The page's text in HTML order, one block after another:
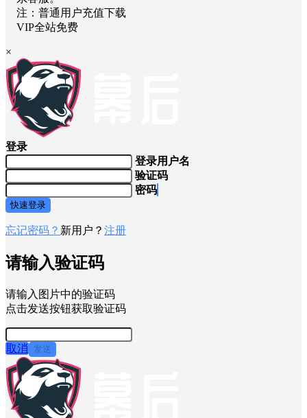
注：普通用户充值下载
VIP全站免费
×
登录
登录用户名
验证码
密码
快速登录
忘记密码？ 新用户？ 注册
请输入验证码
请输入图片中的验证码
点击发送按钮获取验证码
取消 发送